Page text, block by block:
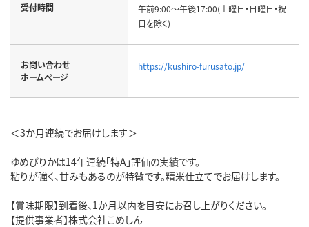
受付時間
午前9:00～午後17:00(土曜日・日曜日・祝
日を除く)
お問い合わせ
ホームページ
https://kushiro-furusato.jp/
＜3か月連続でお届けします＞
ゆめぴりかは14年連続「特A」評価の実績です。
粘りが強く、甘みもあるのが特徴です。精米仕立てでお届けします。
【賞味期限】到着後、1か月以内を目安にお召し上がりください。
【提供事業者】株式会社こめしん